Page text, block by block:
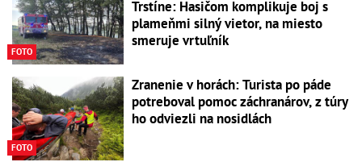
FOTO
Trstíne: Hasičom komplikuje boj s
plameňmi silný vietor, na miesto
smeruje vrtuľník
FOTO
Zranenie v horách: Turista po páde
potreboval pomoc záchranárov, z túry
ho odviezli na nosidlách